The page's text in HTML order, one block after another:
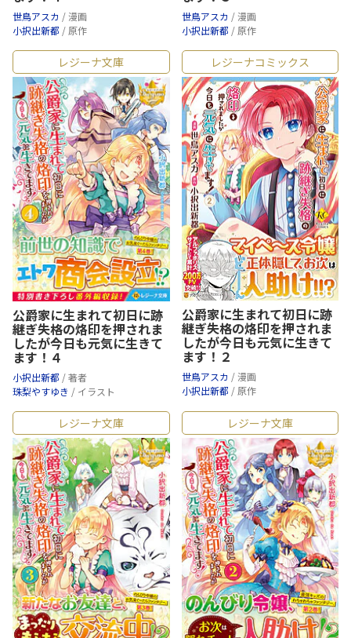
世鳥アスカ / 漫画
小択出新都 / 原作
世鳥アスカ / 漫画
小択出新都 / 原作
レジーナ文庫
公爵家に生まれて初日に跡
継ぎ失格の烙印を押されま
したが今日も元気に生きて
ます！４
小択出新都 / 著者
珠梨やすゆき / イラスト
レジーナコミックス
公爵家に生まれて初日に跡
継ぎ失格の烙印を押されま
したが今日も元気に生きて
ます！２
世鳥アスカ / 漫画
小択出新都 / 原作
レジーナ文庫 レジーナ文庫